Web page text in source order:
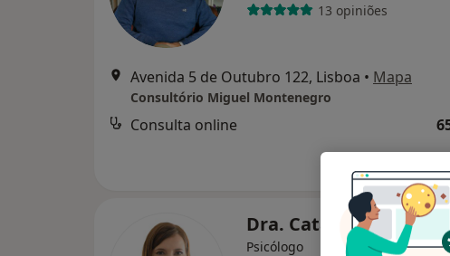
13 opiniões
Avenida 5 de Outubro 122, Lisboa • Mapa
Consultório Miguel Montenegro
Consulta online
Dra. Catarina Lucas
Psicólogo